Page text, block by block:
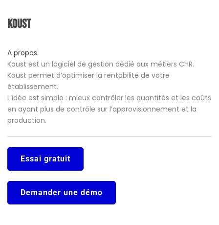
Koust
A propos
Koust est un logiciel de gestion dédié aux métiers CHR.
Koust permet d’optimiser la rentabilité de votre
établissement.
L’idée est simple : mieux contrôler les quantités et les coûts
en ayant plus de contrôle sur l’approvisionnement et la
production.
Essai gratuit
Demander une démo